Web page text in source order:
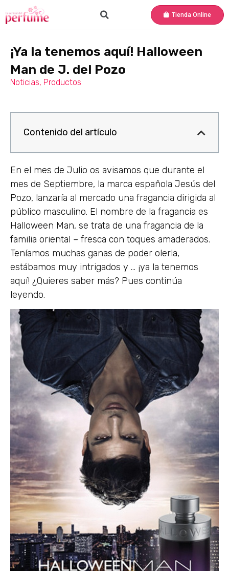
Tienda Online
¡Ya la tenemos aquí! Halloween
Man de J. del Pozo
Noticias, Productos
Contenido del artículo
En el mes de Julio os avisamos que durante el
mes de Septiembre, la marca española Jesús del
Pozo, lanzaría al mercado una fragancia dirigida al
público masculino. El nombre de la fragancia es
Halloween Man, se trata de una fragancia de la
familia oriental – fresca con toques amaderados.
Teníamos muchas ganas de poder olerla,
estábamos muy intrigados y … ¡ya la tenemos
aquí! ¿Quieres saber más? Pues continúa
leyendo.